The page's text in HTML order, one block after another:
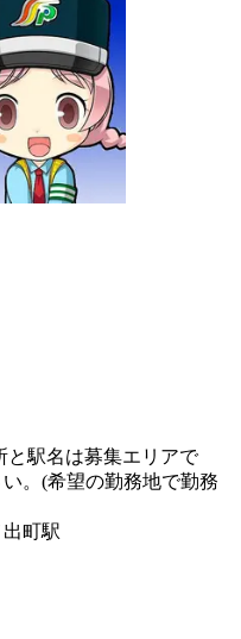
駅名は募集エリアで
。(希望の勤務地で勤務
町駅